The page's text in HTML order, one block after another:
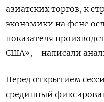
азиатских торгов, к
экономики на фоне
показателя
США», - написали
Перед открытием
срединный